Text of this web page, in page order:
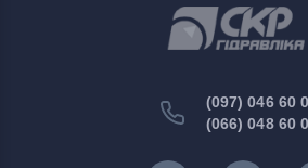
(097) 046 60
(066) 048 60